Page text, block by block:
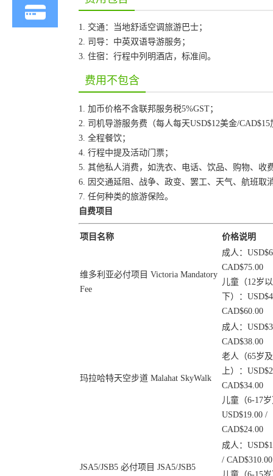
1. 交通：当地舒适空调旅游巴士；
2. 司导：中英双语导游服务；
3. 住宿：行程中列明酒店，标准间。
费用不包含
1. 加币价格不含联邦服务税5%GST；
2. 司机导游服务费（每人每天USD$12美金/CAD$15
3. 全程餐饮；
4. 行程中提及活动门票；
5. 其他私人消费，如洗衣、电话、饮品、购物、收
6. 因交通延阻、战争、政变、罢工、天气、航班取
7. 任何种类的旅游保险。
自费项目
项目名称 价格说明
维多利亚必付项目 Victoria Mandatory
Fee
成人：
CAD$75.00
儿童（12岁以
下）：
CAD$60.00
玛拉哈特天空步道 Malahat SkyWalk
成人：
CAD$38.00
老人（65岁
上）：
CAD$34.00
儿童（6-17
USD$19.00 /
CAD$24.00
JSA5/JSB5 必付项目 JSA5/JSB5
成人：
/ CAD$310.00